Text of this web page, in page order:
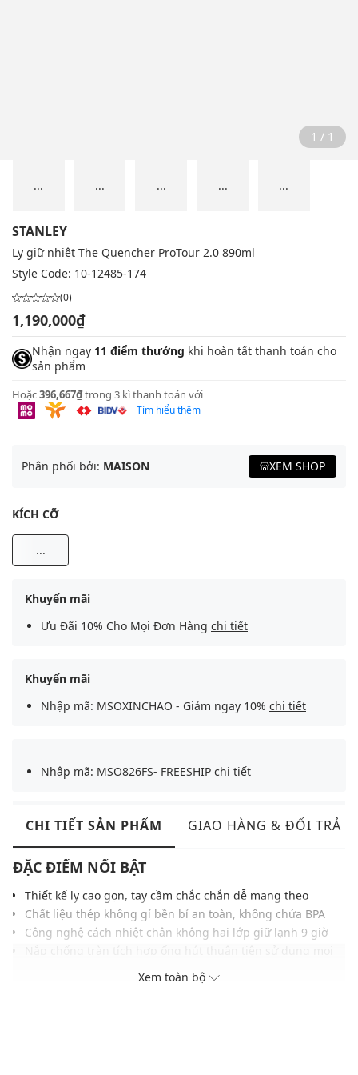
1 / 1
... ... ... ... ...
STANLEY
Ly giữ nhiệt The Quencher ProTour 2.0 890ml
Style Code: 10-12485-174
(0)
1,190,000₫
Nhận ngay 11 điểm thưởng khi hoàn tất thanh toán cho
sản phẩm
Hoặc396,667₫trong 3 kì thanh toán với
Tìm hiểu thêm
Phân phối bởi: MAISON XEM SHOP
KÍCH CỠ
...
Khuyến mãi
Ưu Đãi 10% Cho Mọi Đơn Hàng chi tiết
Khuyến mãi
Nhập mã: MSOXINCHAO - Giảm ngay 10% chi tiết
Nhập mã: MSO826FS- FREESHIP chi tiết
CHI TIẾT SẢN PHẨM GIAO HÀNG & ĐỔI TRẢ
ĐẶC ĐIỂM NỔI BẬT
Thiết kế ly cao gọn, tay cầm chắc chắn dễ mang theo
Chất liệu thép không gỉ bền bỉ an toàn, không chứa BPA
Công nghệ cách nhiệt chân không hai lớp giữ lạnh 9 giờ
Tay cầm công thái học hỗ trợ cầm nắm thoải mái di chuyển
Xem toàn bộ